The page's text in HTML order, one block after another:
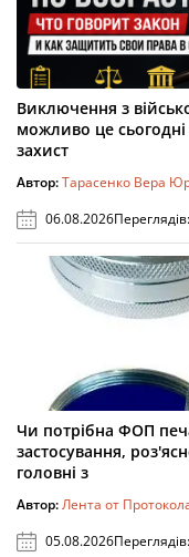
Виключення з
можливо це сьогодні
захист
Автор:Тарасенко Вера
06.08.2026Переглядів:
Чи потрібна ФОП
застосування,
головні з
Автор:Лента от
05.08.2026Переглядів: